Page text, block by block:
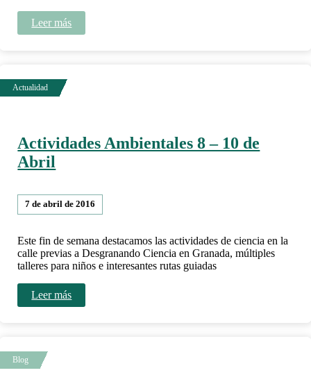
Leer más
Actividades Ambientales 8 – 10 de
Abril
7 de abril de 2016
Este fin de semana destacamos las actividades de ciencia en la
calle previas a Desgranando Ciencia en Granada, múltiples
talleres para niños e interesantes rutas guiadas
Leer más